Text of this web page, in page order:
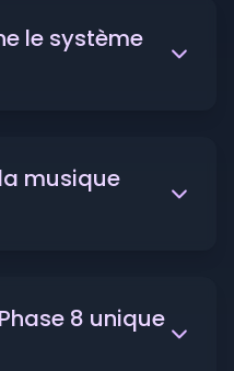
le système
musique
8 unique